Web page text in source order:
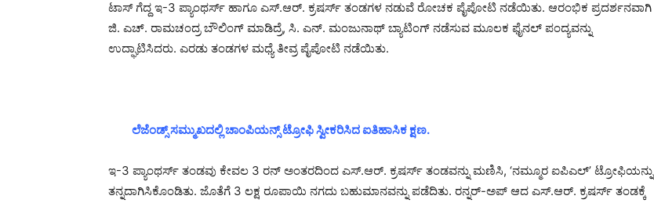
ಟಾಸ್ ಗೆದ್ದ ಇ-3 ಪ್ಯಾಂಥರ್ಸ್ ಹಾಗೂ ಎಸ್.ಆರ್. ಕ್ರಷರ್ಸ್ ತಂಡಗಳ ನಡುವೆ ರೋಚಕ ಪೈಪೋಟಿ ನಡೆಯಿತು. ಆರಂಭಿಕ ಪ್ರದರ್ಶನವಾಗಿ
ಜಿ. ಎಚ್. ರಾಮಚಂದ್ರ ಬೌಲಿಂಗ್ ಮಾಡಿದ್ರೆ, ಸಿ. ಎನ್. ಮಂಜುನಾಥ್ ಬ್ಯಾಟಿಂಗ್ ನಡೆಸುವ ಮೂಲಕ ಫೈನಲ್ ಪಂದ್ಯವನ್ನು
ಉದ್ಘಾಟಿಸಿದರು. ಎರಡು ತಂಡಗಳ ಮಧ್ಯೆ ತೀವ್ರ ಪೈಪೋಟಿ ನಡೆಯಿತು.
ಲೆಜೆಂಡ್ಸ್‌ ಸಮ್ಮುಖದಲ್ಲಿ ಚಾಂಪಿಯನ್ಸ್ಟ್ರೋಫಿ ಸ್ವೀಕರಿಸಿದ ಐತಿಹಾಸಿಕ ಕ್ಷಣ.
ಇ-3 ಪ್ಯಾಂಥರ್ಸ್ ತಂಡವು ಕೇವಲ 3 ರನ್ ಅಂತರದಿಂದ ಎಸ್.ಆರ್. ಕ್ರಷರ್ಸ್ ತಂಡವನ್ನು ಮಣಿಸಿ, ‘ನಮ್ಮೂರ ಐಪಿಎಲ್’ ಟ್ರೋಫಿಯನ್ನು
ತನ್ನದಾಗಿಸಿಕೊಂಡಿತು. ಜೊತೆಗೆ 3 ಲಕ್ಷ ರೂಪಾಯಿ ನಗದು ಬಹುಮಾನವನ್ನು ಪಡೆದಿತು. ರನ್ನರ್-ಅಪ್ ಆದ ಎಸ್.ಆರ್. ಕ್ರಷರ್ಸ್ ತಂಡಕ್ಕೆ